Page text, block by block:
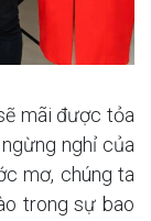
mãi được tỏa
nghỉ của
mơ, chúng ta
trong sự bao